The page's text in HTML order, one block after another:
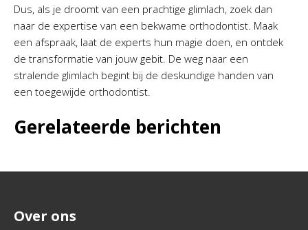
Dus, als je droomt van een prachtige glimlach, zoek dan
naar de expertise van een bekwame orthodontist. Maak
een afspraak, laat de experts hun magie doen, en ontdek
de transformatie van jouw gebit. De weg naar een
stralende glimlach begint bij de deskundige handen van
een toegewijde orthodontist.
Gerelateerde berichten
Over ons